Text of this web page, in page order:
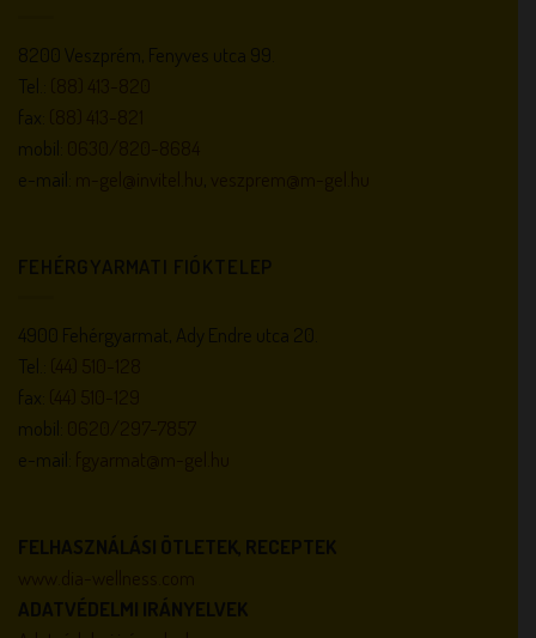
8200 Veszprém, Fenyves utca 99.
Tel.:
fax:
mobil:
e-mail:
FEHÉRGYARMATI FIÓKTELEP
4900 Fehérgyarmat, Ady Endre utca 20.
Tel.:
fax:
mobil:
e-mail:
FELHASZNÁLÁSI ÖTLETEK, RECEPTEK
ADATVÉDELMI IRÁNYELVEK